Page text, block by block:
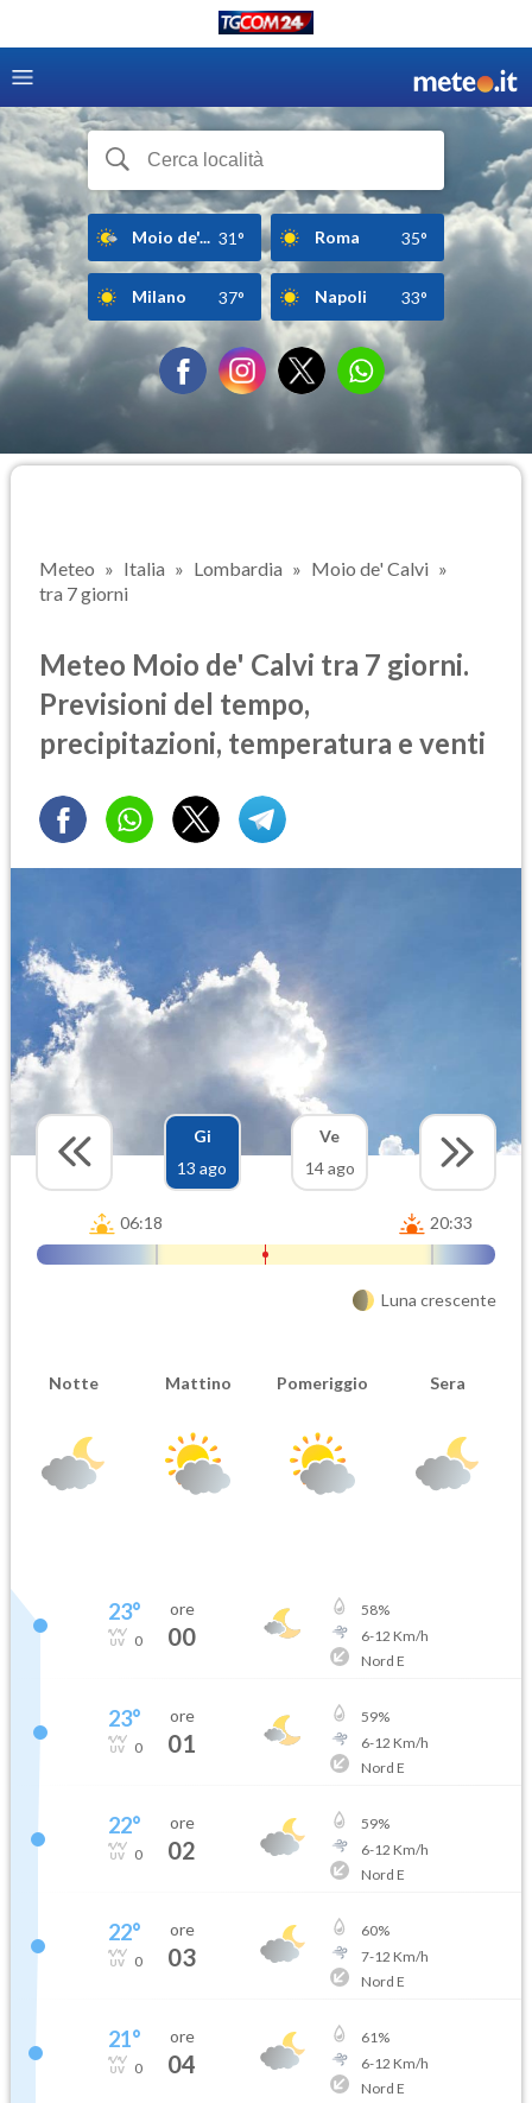
Moio de'... 31° Roma 35°
Milano 37° Napoli 33°
Meteo Italia Lombardia
Moio de' Calvi
tra 7 giorni
Meteo Moio de' Calvi tra 7 giorni.
Previsioni del tempo,
precipitazioni, temperatura e venti
Gi
13 ago
Ve
14 ago
06:18 20:33
Luna crescente
Notte Mattino Pomeriggio Sera
23°
0
ore
00
58%
6-12 Km/h
Nord E
23°
0
ore
01
59%
6-12 Km/h
Nord E
22°
0
ore
02
59%
6-12 Km/h
Nord E
22°
0
ore
03
60%
7-12 Km/h
Nord E
21°
0
ore
04
61%
6-12 Km/h
Nord E